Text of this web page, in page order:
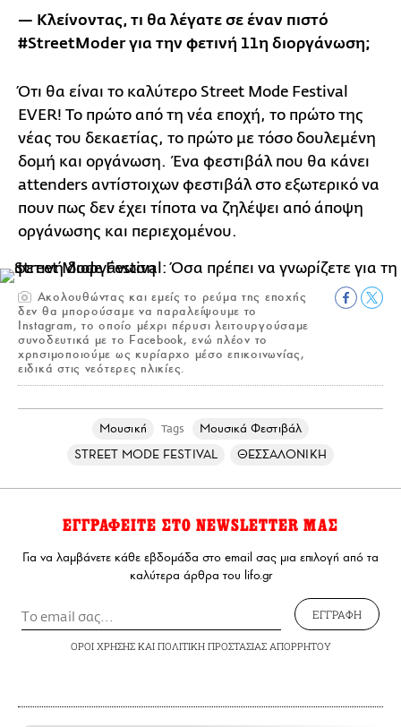
— Κλείνοντας, τι θα λέγατε σε έναν πιστό
#StreetModer για την φετινή 11η διοργάνωση;
Ότι θα είναι το καλύτερο Street Mode Festival
EVER! Το πρώτο από τη νέα εποχή, το πρώτο της
νέας του δεκαετίας, το πρώτο με τόσο δουλεμένη
δομή και οργάνωση. Ένα φεστιβάλ που θα κάνει
attenders αντίστοιχων φεστιβάλ στο εξωτερικό να
πουν πως δεν έχει τίποτα να ζηλέψει από άποψη
οργάνωσης και περιεχομένου.
Ακολουθώντας και εμείς το ρεύμα της εποχής
δεν θα μπορούσαμε να παραλείψουμε το
Instagram, το οποίο μέχρι πέρυσι λειτουργούσαμε
συνοδευτικά με το Facebook, ενώ πλέον το
χρησιμοποιούμε ως κυρίαρχο μέσο επικοινωνίας,
ειδικά στις νεότερες ηλικίες.
Μουσική Tags
Μουσικά Φεστιβάλ
STREET MODE FESTIVAL
ΘΕΣΣΑΛΟΝΙΚΗ
ΕΓΓΡΑΦΕΙΤΕ ΣΤΟ NEWSLETTER ΜΑΣ
Για να λαμβάνετε κάθε εβδομάδα στο email σας μια επιλογή από τα
καλύτερα άρθρα του lifo.gr
ΕΓΓΡΑΦΗ
ΟΡΟΙ ΧΡΗΣΗΣΚΑΙ ΠΟΛΙΤΙΚΗ ΠΡΟΣΤΑΣΙΑΣ ΑΠΟΡΡΗΤΟΥ